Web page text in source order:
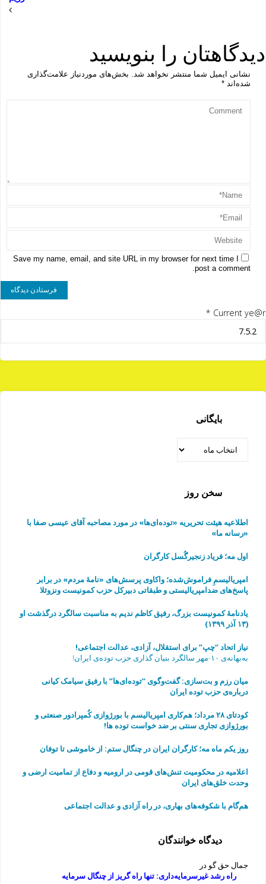
دیدگاهتان را بنویسید
نشانی ایمیل شما منتشر نخواهد شد. بخش‌های موردنیاز علامت‌گذاری
شده‌اند *
Save my name, email, and site URL in my browser for next time I
post a comment.
Current ye@r
*
بایگانی
سخن روز
اطلاعیه هیئت تحریریه «توده‌ای‌ها» در مورد مصاحبه آقای عیسی صفا با
«رسانه ما»
اول مه؛ فریاد زنجیرگُسل کارگران
امپریالیسمِ فراموش‌شده؛ واکاوی پرسش‌های «نامهٔ مردم» در برابر
پاسخ‌های ضدامپریالیستی و طبقاتی دبیرکل حزب کمونیست ونزوئلا
یادنامۀ کمونیست بزرگ، رفیق کاظم ندیم به مناسبت سالگرد درگذشت او
(۱۳ آذر ۱۳۹۹)
نیاز اتحاد “چپ” برای استقلال، آزادی، عدالت اجتماعی!
به‌بهانه‌ی ۱۰-مهر سالگرد بنیان گذاری حزب توده‌ی ایران!
میان رزم و بت‌سازی: گفت‌وگوی “توده‌ای‌ها” با رفیق سیامک کیانی
درباره‌ی حزب توده ایران
کودتای ۲۸ مرداد؛ هم‌کاری امپریالیسم با بورژوازی کُمپرادور صنعتی و
بورژوازی تجاری سنتی بر ضد خواست توده ها!
روز یکم ماه مه؛ کارگران ایران در چنگال ستم: از خاموشی تا توفان
اعلامیه در محکومیت تنش‌های قومی در ارومیه و دفاع از تمامیت ارضی و
وحدت خلق‌های ایران
هم‌گام با شکوفه‌های بهاری، در راه آزادی و عدالت اجتماعی
دیدگاه خوانندگان
جمال حق گو در
راه رشد غیرسرمایه‌داری: تنها راه گریز از چنگال سرمایه